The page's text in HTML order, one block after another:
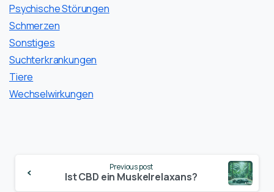
Psychische Störungen
Schmerzen
Sonstiges
Suchterkrankungen
Tiere
Wechselwirkungen
Reading
Previous post
Ist CBD ein Muskelrelaxans?